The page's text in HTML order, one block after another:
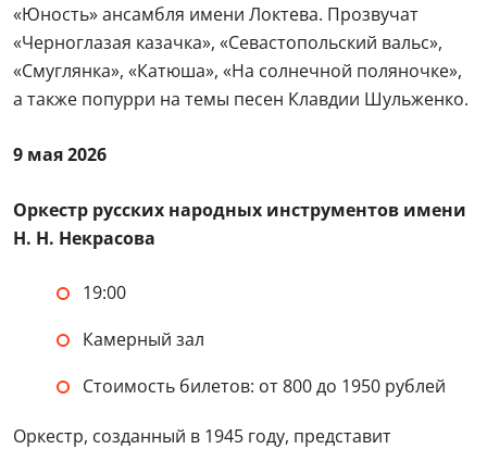
«Юность» ансамбля имени Локтева. Прозвучат
«Черноглазая казачка», «Севастопольский вальс»,
«Смуглянка», «Катюша», «На солнечной поляночке»,
а также попурри на темы песен Клавдии Шульженко.
9 мая 2026
Оркестр русских народных инструментов имени
Н. Н. Некрасова
19:00
Камерный зал
Стоимость билетов: от 800 до 1950 рублей
Оркестр, созданный в 1945 году, представит